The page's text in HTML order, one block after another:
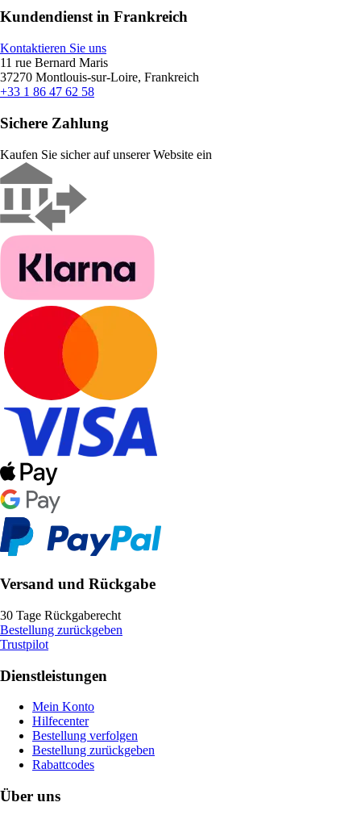
Kundendienst in Frankreich
Kontaktieren Sie uns
11 rue Bernard Maris
37270 Montlouis-sur-Loire, Frankreich
+33 1 86 47 62 58
Sichere Zahlung
Kaufen Sie sicher auf unserer Website ein
Versand und Rückgabe
30 Tage Rückgaberecht
Bestellung zurückgeben
Trustpilot
Dienstleistungen
Mein Konto
Hilfecenter
Bestellung verfolgen
Bestellung zurückgeben
Rabattcodes
Über uns